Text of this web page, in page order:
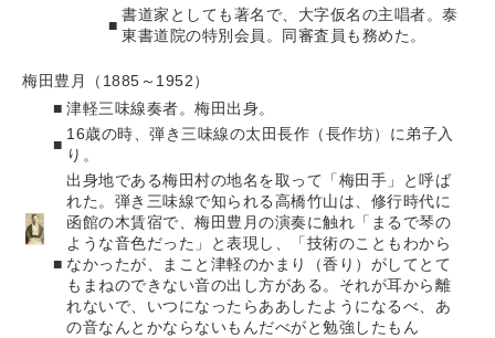
■
書道家としても著名で、大字仮名の主唱者。泰
東書道院の特別会員。同審査員も務めた。
梅田豊月（1885～1952）
■ 津軽三味線奏者。梅田出身。
■
16歳の時、弾き三味線の太田長作（長作坊）に弟子入
り。
■
出身地である梅田村の地名を取って「梅田手」と呼ば
れた。弾き三味線で知られる高橋竹山は、修行時代に
函館の木賃宿で、梅田豊月の演奏に触れ「まるで琴の
ような音色だった」と表現し、「技術のこともわから
なかったが、まこと津軽のかまり（香り）がしてとて
もまねのできない音の出し方がある。それが耳から離
れないで、いつになったらああしたようになるべ、あ
の音なんとかならないもんだべがと勉強したもん